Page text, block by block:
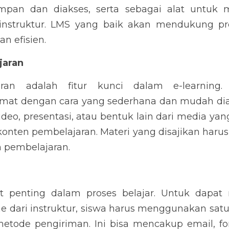
dan diakses, serta sebagai alat untuk
LMS yang baik akan mendukung
efisien.
adalah fitur kunci dalam e-learning.
dengan cara yang sederhana dan mudah
presentasi, atau bentuk lain dari media
pembelajaran. Materi yang disajikan
penting dalam proses belajar. Untuk dapat
dari instruktur, siswa harus menggunakan
pengiriman. Ini bisa mencakup email,